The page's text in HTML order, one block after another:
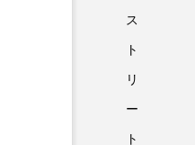
ス
ト
リ
ー
ト